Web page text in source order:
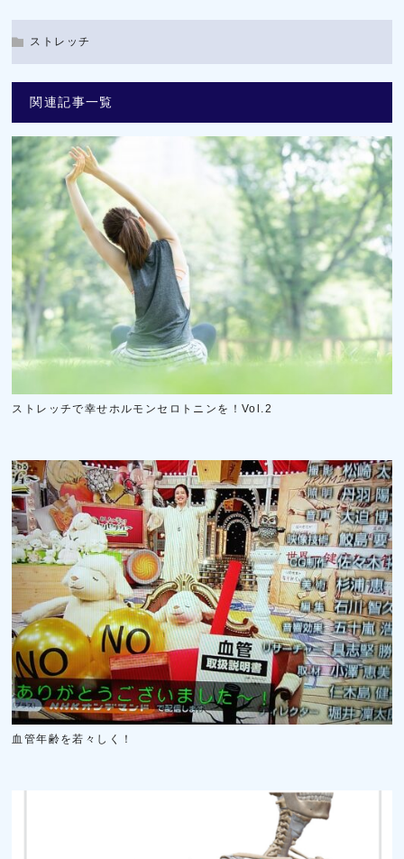
ストレッチ
関連記事一覧
ストレッチで幸せホルモンセロトニンを！Vol.2
血管年齢を若々しく！